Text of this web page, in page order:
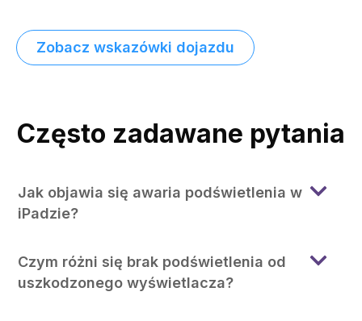
Zobacz wskazówki dojazdu
Często zadawane pytania
Jak objawia się awaria podświetlenia w
iPadzie?
Czym różni się brak podświetlenia od
uszkodzonego wyświetlacza?